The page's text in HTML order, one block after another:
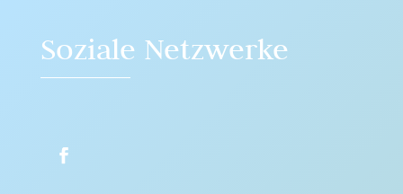
Soziale Netzwerke